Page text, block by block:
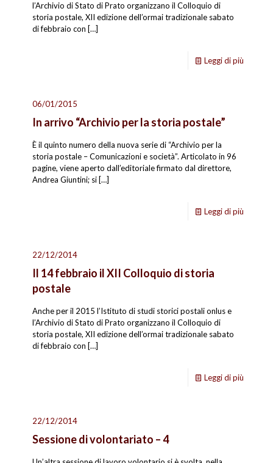
l’Archivio di Stato di Prato organizzano il Colloquio di
storia postale, XII edizione dell’ormai tradizionale sabato
di febbraio con […]
Leggi di più
06/01/2015
In arrivo “Archivio per la storia postale”
È il quinto numero della nuova serie di “Archivio per la
storia postale – Comunicazioni e società”. Articolato in 96
pagine, viene aperto dall’editoriale firmato dal direttore,
Andrea Giuntini; si […]
Leggi di più
22/12/2014
Il 14 febbraio il XII Colloquio di storia
postale
Anche per il 2015 l’Istituto di studi storici postali onlus e
l’Archivio di Stato di Prato organizzano il Colloquio di
storia postale, XII edizione dell’ormai tradizionale sabato
di febbraio con […]
Leggi di più
22/12/2014
Sessione di volontariato – 4